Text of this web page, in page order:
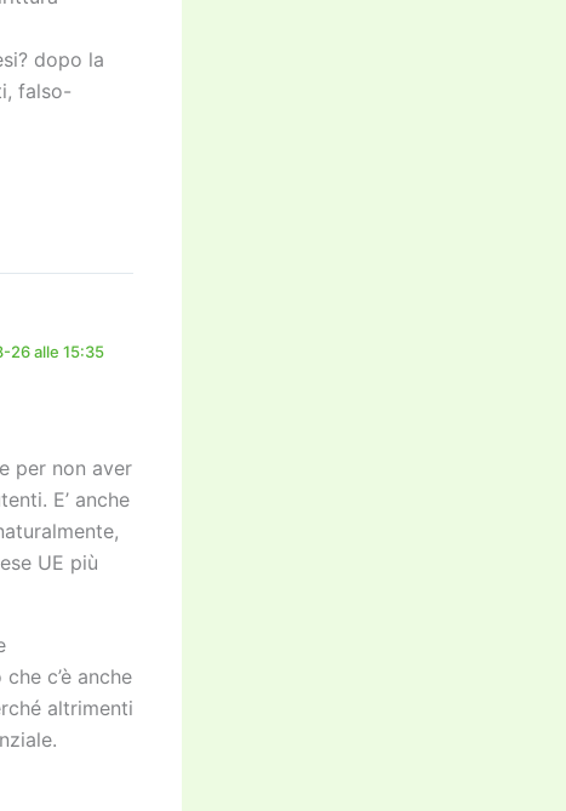
dopo la
falso-
26 alle 15:35
per non aver
E’ anche
UE più
c’è anche
altrimenti